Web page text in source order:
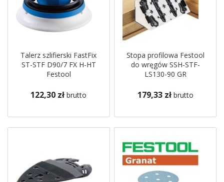
Talerz szlifierski FastFix
ST-STF D90/7 FX H-HT
Festool
122,30 zł brutto
Stopa profilowa Festool
do wręgów SSH-STF-
LS130-90 GR
179,33 zł brutto